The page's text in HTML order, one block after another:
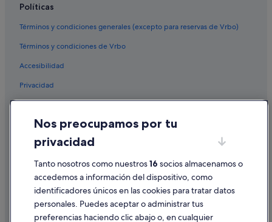
Políticas
Términos y condiciones generales (excepto para reservas de Vrbo)
Términos y condiciones de Vrbo
Accesibilidad
Privacidad
Condiciones de uso
Información legal/contacto
Pautas sobre el contenido y cómo denunciar contenido
Ayuda
Nos preocupamos por tu
privacidad
Tanto nosotros como nuestros16 socios almacenamos o
accedemos a información del dispositivo, como
identificadores únicos en las cookies para tratar datos
personales. Puedes aceptar o administrar tus
preferencias haciendo clic abajo o, en cualquier